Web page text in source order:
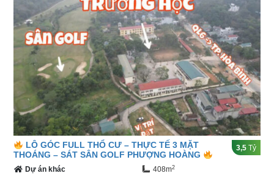
LÔ GÓC FULL THỔ CƯ – THỰC TẾ 3 MẶT
THOÁNG – SÁT SÂN GOLF PHƯỢNG HOÀNG
3,5 Tỷ
Dự án khác 408m2